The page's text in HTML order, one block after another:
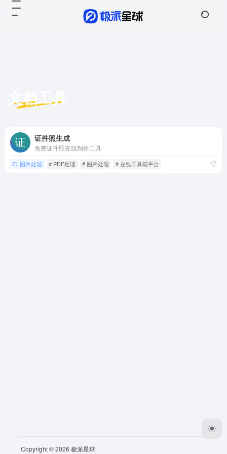
文档工具
证件照生成
免费证件照在线制作工具
图片处理 # PDF处理 # 图片处理 # 在线工具箱平台
Copyright © 2026 极派星球